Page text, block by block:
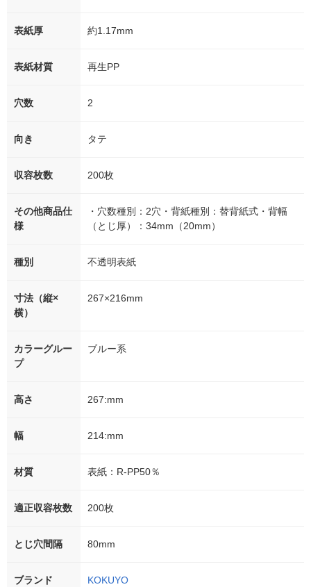
表紙厚 約1.17mm
表紙材質 再生PP
穴数 2
向き タテ
収容枚数 200枚
その他商品仕
様
・穴数種別：2穴・背紙種別：替背紙式・背幅
（とじ厚）：34mm（20mm）
種別 不透明表紙
寸法（縦×
横）
267×216mm
カラーグルー
プ
ブルー系
高さ 267:mm
幅 214:mm
材質 表紙：R-PP50％
適正収容枚数 200枚
とじ穴間隔 80mm
ブランド KOKUYO